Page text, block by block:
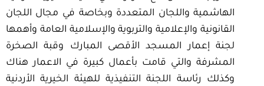
الهاشمية واللجان المتعددة وبخاصة في مجال اللجان
القانونية والإعلامية والتربوية والإسلامية العامة وأهمها
لجنة إعمار المسجد الأقصى المبارك وقبة الصخرة
المشرفة والتي قامت بأعمال كبيرة في الاعمار هناك
وكذلك رئاسة اللجنة التنفيذية للهيئة الخيرية الأردنية